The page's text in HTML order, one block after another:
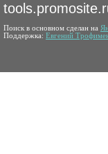
Поиск в основном сделан на
Поддержка: Евгений